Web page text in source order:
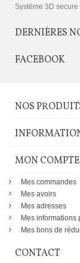
Système 3D
DERNIÈRES
FACEBOOK
NOS
MON COMPTE
Mes commandes
Mes avoirs
Mes adresses
Mes informations
Mes bons de
CONTACT